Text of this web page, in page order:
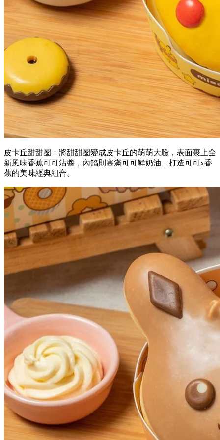
皮卡丘甜甜圈：將甜甜圈變成皮卡丘的萌萌大臉，表面裹上全
新風味香蕉可可沾醬，內餡則塞滿可可鮮奶油，打造可可x香
蕉的美味經典組合。